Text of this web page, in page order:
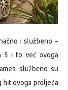
i službeno –
5 i to već ovoga
službeno su
hit ovoga proljeća